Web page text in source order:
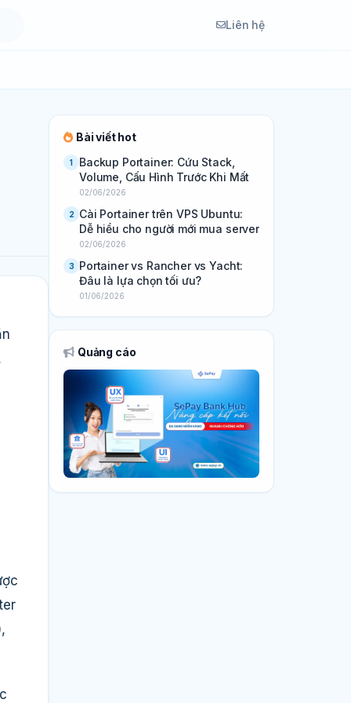
Liên hệ
Bài viết hot
1
Backup Portainer: Cứu Stack,
Volume, Cấu Hình Trước Khi Mất
02/06/2026
2
Cài Portainer trên VPS Ubuntu:
Dễ hiểu cho người mới mua server
02/06/2026
3
Portainer vs Rancher vs Yacht:
Đâu là lựa chọn tối ưu?
01/06/2026
Quảng cáo